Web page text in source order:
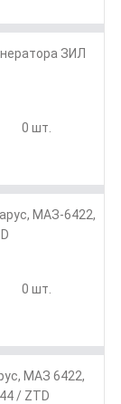
ЗИЛ
0 шт.
МАЗ-6422,
0 шт.
МАЗ 6422,
/ ZTD